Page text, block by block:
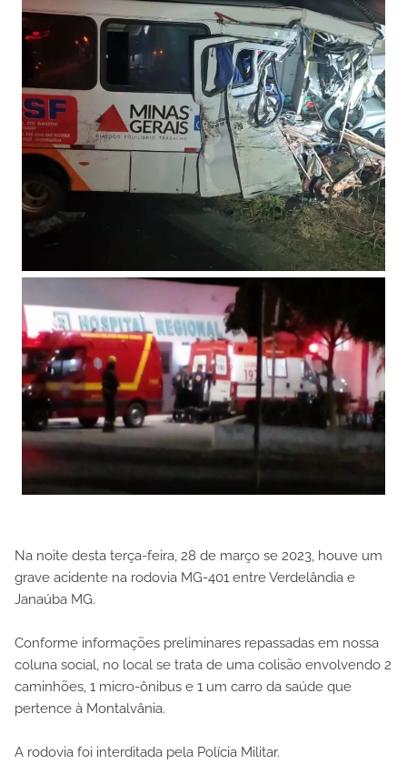
Na noite desta terça-feira, 28 de março se 2023, houve um
grave acidente na rodovia MG-401 entre Verdelândia e
Janaúba MG.
Conforme informações preliminares repassadas em nossa
coluna social, no local se trata de uma colisão envolvendo 2
caminhões, 1 micro-ônibus e 1 um carro da saúde que
pertence à Montalvânia.
A rodovia foi interditada pela Polícia Militar.